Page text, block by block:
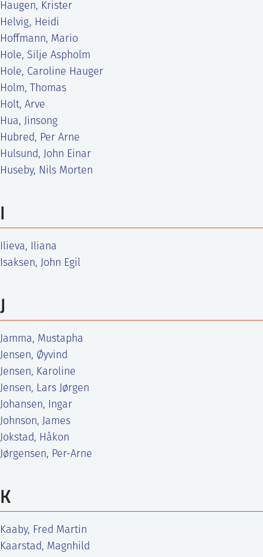
Haugen, Krister
Helvig, Heidi
Hoffmann, Mario
Hole, Silje Aspholm
Hole, Caroline Hauger
Holm, Thomas
Holt, Arve
Hua, Jinsong
Hubred, Per Arne
Hulsund, John Einar
Huseby, Nils Morten
I
Ilieva, Iliana
Isaksen, John Egil
J
Jamma, Mustapha
Jensen, Øyvind
Jensen, Karoline
Jensen, Lars Jørgen
Johansen, Ingar
Johnson, James
Jokstad, Håkon
Jørgensen, Per-Arne
K
Kaaby, Fred Martin
Kaarstad, Magnhild